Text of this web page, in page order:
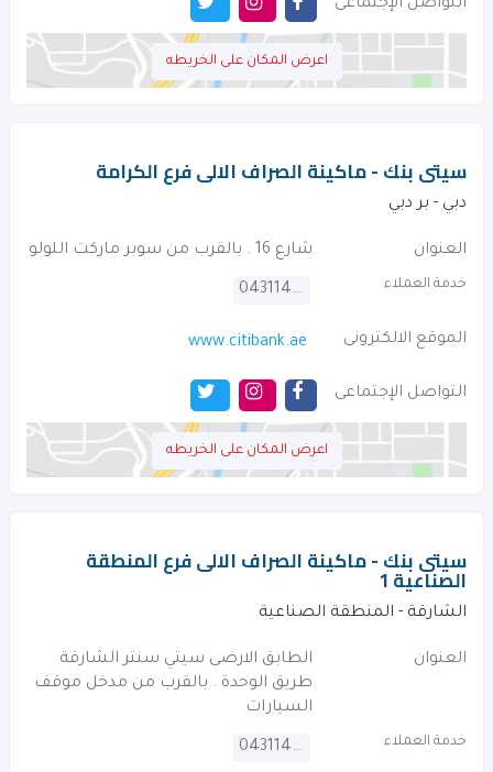
التواصل الإجتماعى
اعرض المكان على الخريطه
سيتى بنك - ماكينة الصراف الالى فرع الكرامة
دبي - بر دبي
العنوان شارع 16 . بالقرب من سوبر ماركت اللولو
خدمة العملاء 043114000
الموقع الالكترونى www.citibank.ae
التواصل الإجتماعى
اعرض المكان على الخريطه
سيتى بنك - ماكينة الصراف الالى فرع المنطقة
الصناعية 1
الشارقة - المنطقة الصناعية
العنوان
الطابق الارضى سيتي سنتر الشارقة
طريق الوحدة . بالقرب من مدخل موقف
السيارات
خدمة العملاء 043114000